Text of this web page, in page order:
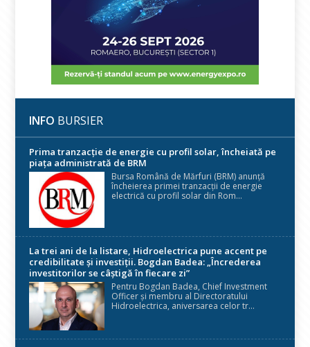
INFO BURSIER
Prima tranzacție de energie cu profil solar, încheiată pe
piața administrată de BRM
Bursa Română de Mărfuri (BRM) anunță
încheierea primei tranzacții de energie
electrică cu profil solar din Rom...
La trei ani de la listare, Hidroelectrica pune accent pe
credibilitate și investiții. Bogdan Badea: „Încrederea
investitorilor se câștigă în fiecare zi”
Pentru Bogdan Badea, Chief Investment
Officer și membru al Directoratului
Hidroelectrica, aniversarea celor tr...